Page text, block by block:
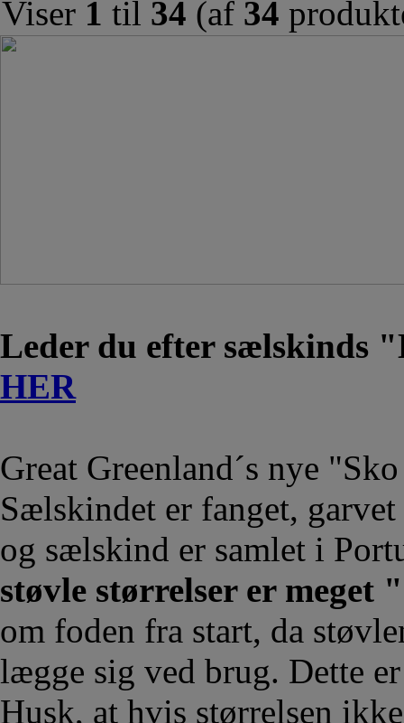
Viser 1 til 34 (af 34
Leder du efter sælskinds
HER
Great Greenland´s nye
Sælskindet er fanget,
og sælskind er samlet i
støvle størrelser er meget
om foden fra start, da
lægge sig ved brug. Dette
Husk, at hvis størrelsen